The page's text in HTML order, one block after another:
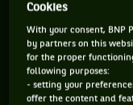
s’articule autour
de cette finale 1927,
à remporter
du double. Des deux
milliers de lecteurs
Cookies
With your consent, BNP
by partners on this
for the proper
following purposes:
- setting your
offer the content and